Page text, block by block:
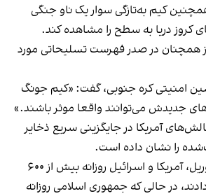
کیم به‌تازگی سوار یک ناو جنگی
کروز دریا به سطح را مشاهده کند.
همچنان در صدر فهرست تسلیحاتی مورد
امنیتی کره جنوبی، گفت: «کیم جونگ
جدیدش می‌توانند واقعا موثر باشند.»
آمریکا در جایگزینی سریع ذخایر
را نشان داده است.
پیش از آتش‌بس ۸ آوریل، آمریکا و اسرائیل روزانه بیش از ۶۰۰
در حالی که جمهوری اسلامی روزانه